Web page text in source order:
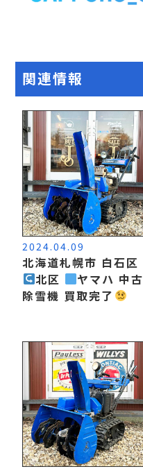
関連情報
2024.04.09
北海道札幌市 白石区
北区
ヤマハ 中古
除雪機 買取完了